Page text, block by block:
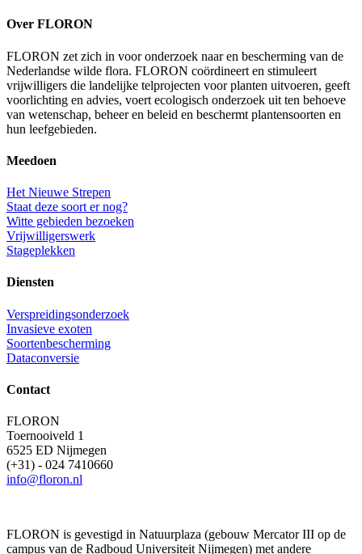
Over FLORON
FLORON zet zich in voor onderzoek naar en bescherming van de
Nederlandse wilde flora. FLORON coördineert en stimuleert
vrijwilligers die landelijke telprojecten voor planten uitvoeren, geeft
voorlichting en advies, voert ecologisch onderzoek uit ten behoeve
van wetenschap, beheer en beleid en beschermt plantensoorten en
hun leefgebieden.
Meedoen
Het Nieuwe Strepen
Staat deze soort er nog?
Witte gebieden bezoeken
Vrijwilligerswerk
Stageplekken
Diensten
Verspreidingsonderzoek
Invasieve exoten
Soortenbescherming
Dataconversie
Contact
FLORON
Toernooiveld 1
6525 ED Nijmegen
(+31) - 024 7410660
info@floron.nl
FLORON is gevestigd in Natuurplaza (gebouw Mercator III op de
campus van de Radboud Universiteit Nijmegen) met andere